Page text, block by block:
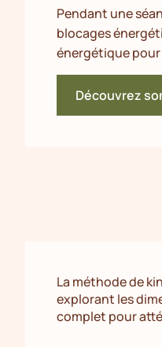
Pendant une
blocages
énergétique
Découvrez
La méthode de
explorant les
complet pour